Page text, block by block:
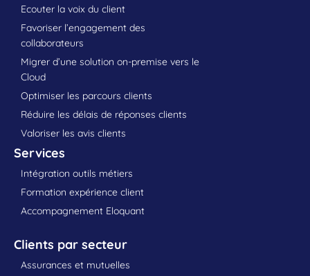
Ecouter la voix du client
Favoriser l’engagement des
collaborateurs
Migrer d’une solution on-premise vers le
Cloud
Optimiser les parcours clients
Réduire les délais de réponses clients
Valoriser les avis clients
Services
Intégration outils métiers
Formation expérience client
Accompagnement Eloquant
Clients par secteur
Assurances et mutuelles